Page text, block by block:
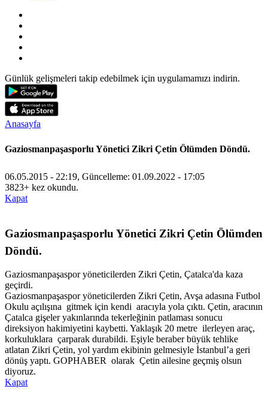
Günlük gelişmeleri takip edebilmek için uygulamamızı indirin.
Anasayfa
Gaziosmanpaşasporlu Yönetici Zikri Çetin Ölümden Döndü.
06.05.2015 - 22:19, Güncelleme: 01.09.2022 - 17:05
3823+ kez okundu.
Kapat
Gaziosmanpaşasporlu Yönetici Zikri Çetin Ölümden
Döndü.
Gaziosmanpaşaspor yöneticilerden Zikri Çetin, Çatalca'da kaza
geçirdi.
Gaziosmanpaşaspor yöneticilerden Zikri Çetin, Avşa adasına Futbol
Okulu açılışına gitmek için kendi aracıyla yola çıktı. Çetin, aracının
Çatalca gişeler yakınlarında tekerleğinin patlaması sonucu
direksiyon hakimiyetini kaybetti. Yaklaşık 20 metre ilerleyen araç,
korkuluklara çarparak durabildi. Eşiyle beraber büyük tehlike
atlatan Zikri Çetin, yol yardım ekibinin gelmesiyle İstanbul’a geri
dönüş yaptı. GOPHABER olarak Çetin ailesine geçmiş olsun
diyoruz.
Kapat